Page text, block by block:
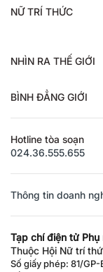
NỮ TRÍ THỨC
NHÌN RA THẾ GIỚI
BÌNH ĐẲNG GIỚI
Hotline tòa soạn
024.36.555.655
Thông tin doanh
Tạp chí điện tử Phụ
Thuộc Hội Nữ trí
Số giấy phép: 81/GP-